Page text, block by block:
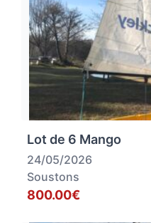
Lot de 6 Mango
24/05/2026
Soustons
800.00€